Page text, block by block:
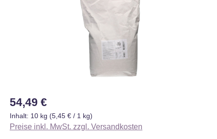
Regulärer Preis:
54,49 €
Inhalt: 10 kg (5,45 € / 1 kg)
Preise inkl. MwSt. zzgl. Versandkosten